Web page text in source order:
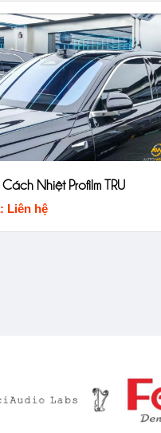
Cách Nhiệt Profilm TRU
Liên hệ